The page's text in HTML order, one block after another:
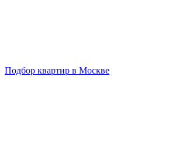
Подбор квартир в Москве